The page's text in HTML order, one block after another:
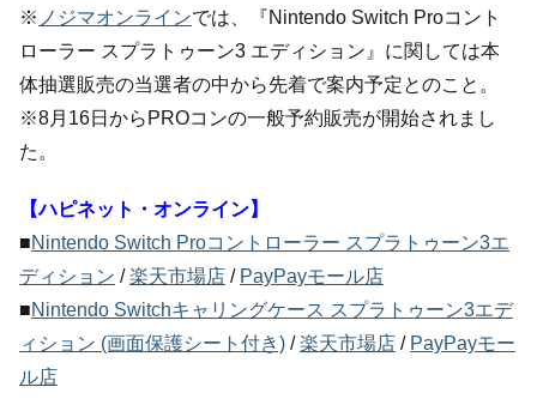
※ ノジマオンラインでは、『Nintendo Switch Proコント
ローラー スプラトゥーン3 エディション』に関しては本
体抽選販売の当選者の中から先着で案内予定とのこと。
※8月16日からPROコンの一般予約販売が開始されまし
た。
【ハピネット・オンライン】
■Nintendo Switch Proコントローラー スプラトゥーン3エ
ディション / 楽天市場店 / PayPayモール店
■Nintendo Switchキャリングケース スプラトゥーン3エデ
ィション (画面保護シート付き) / 楽天市場店 / PayPayモー
ル店